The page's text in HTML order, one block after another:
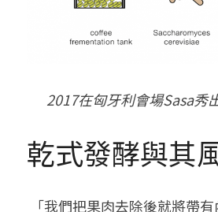
2017在匈牙利會場Sasa秀
乾式發酵與其